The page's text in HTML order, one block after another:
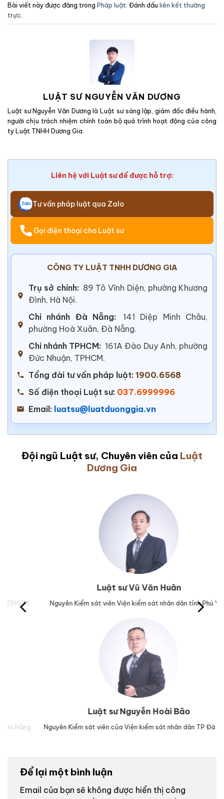
Bài viết này được đăng trong Pháp luật . Đánh dấu liên kết thường
trực
LUẬT SƯ NGUYỄN VĂN DƯƠNG
Luật sư Nguyễn Văn Dương là Luật sư sáng lập, giám đốc điều hành,
người chịu trách nhiệm chính toàn bộ quá trình hoạt động của công
ty Luật TNHH Dương Gia.
Liên hệ với Luật sư để được hỗ trợ:
Tư vấn pháp luật qua Zalo
Gọi điện thoại cho Luật sư
CÔNG TY LUẬT TNHH DƯƠNG GIA
Trụ sở chính: 89 Tô Vĩnh Diện, phường Khương
Đình, Hà Nội.
Chi nhánh Đà Nẵng:
141 Diệp Minh Châu,
phường Hoà Xuân, Đà Nẵng.
Chi nhánh TPHCM: 161A Đào Duy Anh, phường
Đức Nhuận, TPHCM.
Tổng đài tư vấn pháp luật: 1900.6568
Số điện thoại Luật sư: 037.6999996
Email: luatsu@luatduonggia.vn
Đội ngũ Luật sư, Chuyên viên của Luật
Dương Gia
Luật sư Vũ Văn Huân
Nguyên Kiểm sát viên Viện kiểm sát nhân dân tỉnh Phú Yên.
Luật sư Nguyễn Hoài Bão
Nguyên Kiểm sát viên của Viện kiểm sát nhân dân TP Đà Nẵng.
Để lại một bình luận
Email của bạn sẽ không được hiển thị công